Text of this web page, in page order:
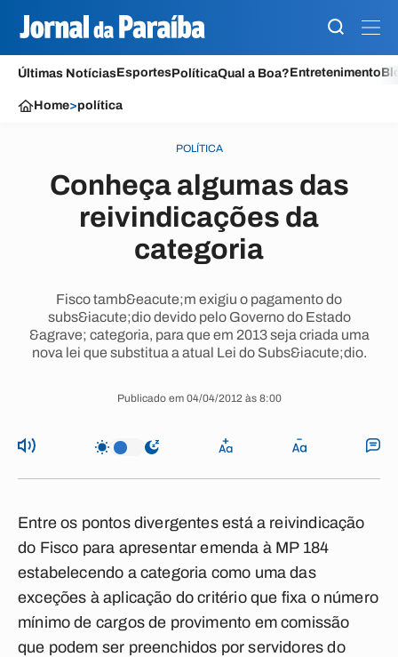
Últimas NotíciasEsportesPolíticaQual a Boa?Entretenimento
Home>política
POLÍTICA
Conheça algumas das
reivindicações da
categoria
Fisco tamb&eacute;m exigiu o pagamento do
subs&iacute;dio devido pelo Governo do Estado
&agrave; categoria, para que em 2013 seja criada uma
nova lei que substitua a atual Lei do Subs&iacute;dio.
Publicado em 04/04/2012 às 8:00
Entre os pontos divergentes está a reivindicação
do Fisco para apresentar emenda à MP 184
estabelecendo a categoria como uma das
exceções à aplicação do critério que fixa o número
mínimo de cargos de provimento em comissão
que podem ser preenchidos por servidores do